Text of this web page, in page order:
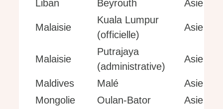
Liban
Beyrouth Asie
Malaisie
Kuala Lumpur
(officielle)
Asie
Malaisie
Putrajaya
(administrative)
Asie
Maldives Malé
Asie
Mongolie
Oulan-Bator
Asie